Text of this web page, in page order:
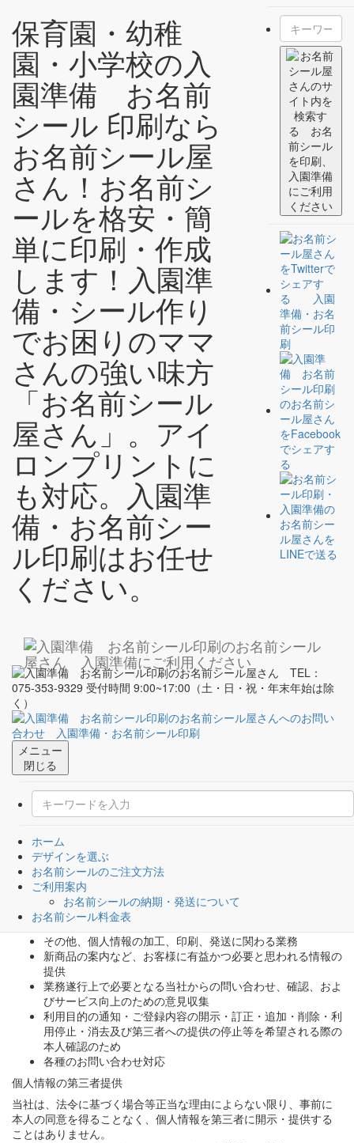
保育園・幼稚
園・小学校の入
園準備 お名前
シール 印刷なら
お名前シール屋
さん！お名前シ
ールを格安・簡
単に印刷・作成
します！入園準
備・シール作り
でお困りのママ
さんの強い味方
「お名前シール
屋さん」。アイ
ロンプリントに
も対応。入園準
備・お名前シー
ル印刷はお任せ
ください。
メニュー
閉じる
ホーム
デザインを選ぶ
お名前シールのご注文方法
ご利用案内
お名前シールの納期・発送について
お名前シール料金表
個人情報保護方針
お名前シール屋さんTOP> 個人情報保護方針
個人情報保護方針
個人情報保護方針
株式会社太洋堂は、お客様からお預かりする個人情報の保護の重
要性と社会的責務を認識し、当社が保有する個人情報の取り扱い
について、以下要件を個人情報保護方針として定め､役員および従
業員に周知徹底し､個人情報の適正管理に努めてまいります。
1. 個人情報の取得､利用および提供
当社は､個人情報の取得目的をお客様よりお預かりした個人情報を
含め当社の正当な事業範囲内で明確に定め､目的の範囲内において
利用します｡取得目的の範 囲を超える利用または第三者に提供を行
う場合は､次に示すいずれかに該当する場合を除き､本人からの明
確な同意を得た場合に限ります。
a 法令による規定がある場合。または政府機関等による命令がある
場合
b 人の生命､健康､財産などの重大な利益を保護するために必要な場
合
2. 個人情報の適正管理
当社は､個人情報の正確性および利用の安全性を確保し､個人情報
への不正アクセス､個人情報の紛失､滅失、毀損、破壊､改ざんおよ
び漏洩などの防止並びに是正に関する安全対策を実施します。
3. 法令遵守
当社は､個人情報に関するすべての法令及び条例ならびに関係省庁
ガイドラインを遵守します。
4. 苦情及び相談への対応
当社は､個人情報に関する苦情及び相談に対して適切な対応を実施
します。
5. マネジメントシステムの継続的な改善
ムを見直し､継続的に改善を実施します。
6. 個人情報保護方針の公開
この方針は、ホームページにより一般に公開します。
2005年12月12日 制定
2009年10月01日 改定
「お名前シール屋さん」における個
人情報の取扱いに関するルール
個人情報の取得・利用
当社は、「お名前シール屋さん」運営にあたりお客さまから個人
情報取扱業務を受託する場合、以下の目的のため、その範囲内に
おいてのみ、適正かつ公正な手段によって個人情報を取得・利用
いたします。
お名前シールの印刷、発送業務
その他、個人情報の加工、印刷、発送に関わる業務
新商品の案内など、お客様に有益かつ必要と思われる情報の
提供
業務遂行上で必要となる当社からの問い合わせ、確認、およ
びサービス向上のための意見収集
利用目的の通知・ご登録内容の開示・訂正・追加・削除・利
用停止・消去及び第三者への提供の停止等を希望される際の
本人確認のため
各種のお問い合わせ対応
個人情報の第三者提供
当社は、法令に基づく場合等正当な理由によらない限り、事前に
本人の同意を得ることなく、個人情報を第三者に開示・提供する
ことはありません。